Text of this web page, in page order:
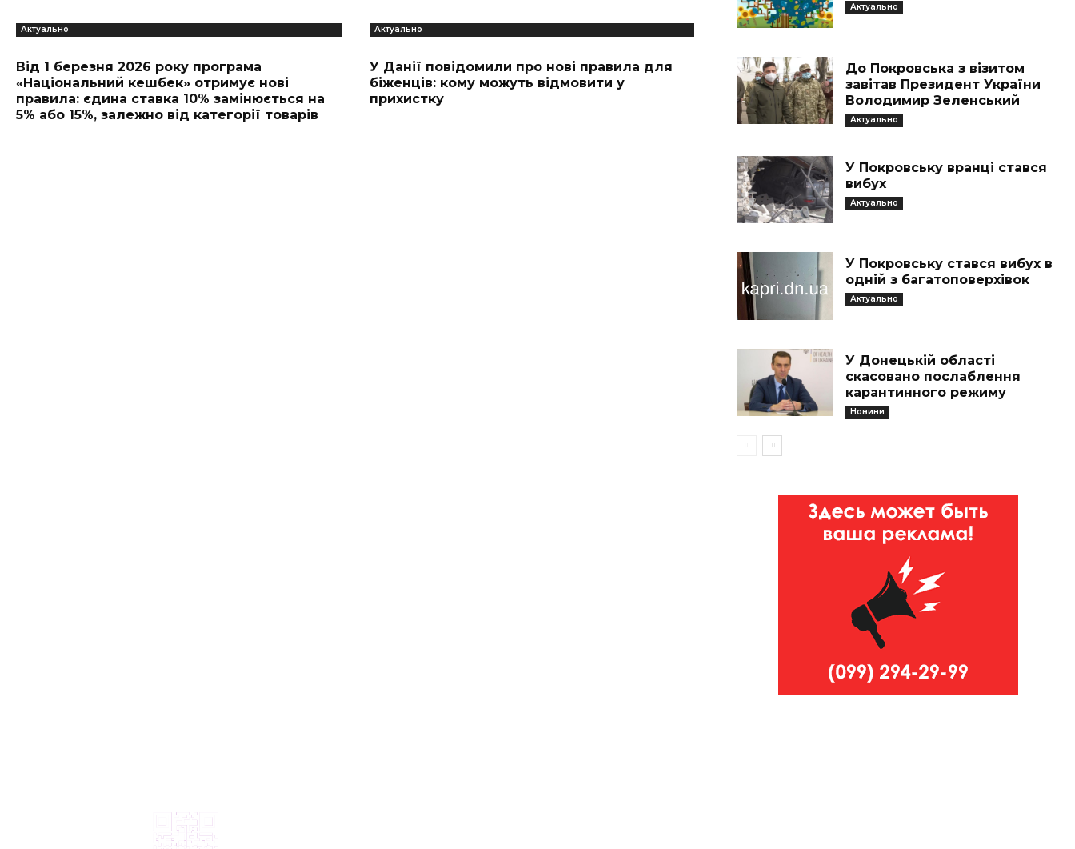
Актуально
Від 1 березня 2026 року програма
«Національний кешбек» отримує нові
правила: єдина ставка 10% замінюється на
5% або 15%, залежно від категорії товарів
Актуально
У Данії повідомили про нові правила для
біженців: кому можуть відмовити у
прихистку
Актуально
До Покровська з візитом
завітав Президент України
Володимир Зеленський
Актуально
У Покровську вранці стався
вибух
Актуально
У Покровську стався вибух в
одній з багатоповерхівок
Актуально
У Донецькій області
скасовано послаблення
карантинного режиму
Новини